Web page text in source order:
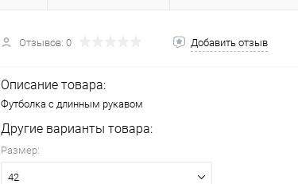
Отзывов: 0 Добавить отзыв
Описание товара:
Футболка с длинным рукавом
Другие варианты товара:
Размер:
42